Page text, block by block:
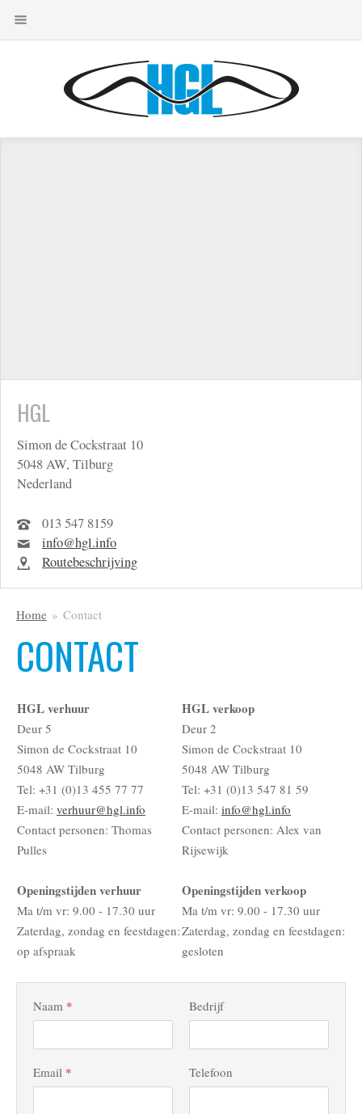
HGL
Simon de Cockstraat 10
5048 AW, Tilburg
Nederland
013 547 8159
info@hgl.info
Routebeschrijving
Home Contact
CONTACT
HGL verhuur
Deur 5
Simon de Cockstraat 10
5048 AW Tilburg
Tel: +31 (0)13 455 77 77
E-mail: verhuur@hgl.info
Contact personen: Thomas
Pulles
Openingstijden verhuur
Ma t/m vr: 9.00 - 17.30 uur
Zaterdag, zondag en feestdagen:
op afspraak
HGL verkoop
Deur 2
Simon de Cockstraat 10
5048 AW Tilburg
Tel: +31 (0)13 547 81 59
E-mail: info@hgl.info
Contact personen: Alex van
Rijsewijk
Openingstijden verkoop
Ma t/m vr: 9.00 - 17.30 uur
Zaterdag, zondag en feestdagen:
gesloten
Naam * Bedrijf
Email * Telefoon